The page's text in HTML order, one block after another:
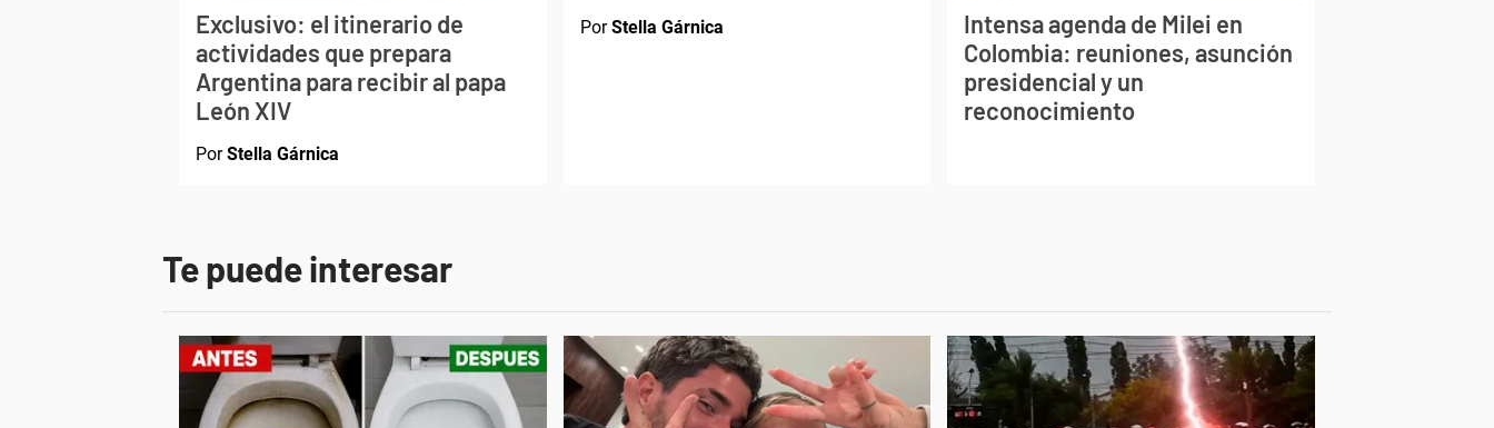
Exclusivo: el itinerario de
actividades que prepara
Argentina para recibir al papa
León XIV
PorStella Gárnica
PorStella Gárnica
Intensa agenda de Milei en
Colombia: reuniones, asunción
presidencial y un
reconocimiento
Te puede interesar